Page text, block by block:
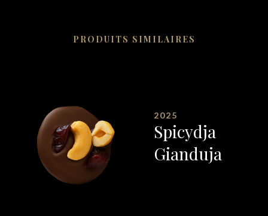
PRODUITS SIMILAIRES
2025
Spicydja
Gianduja